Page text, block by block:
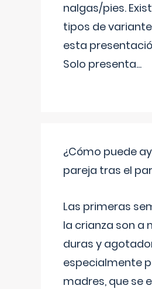
nalgas/pies.
tipos de
esta
Solo presenta...
¿Cómo puede
pareja tras el
Las primeras
la crianza son a
duras y
especialmente
madres, que se